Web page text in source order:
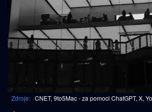
Zdroje: CNET, 9to5Mac - za pomoci ChatGPT, X,